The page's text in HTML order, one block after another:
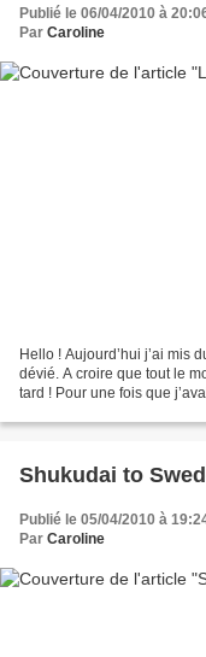
Publié le 06/04/2010 à
Par Caroline
Hello ! Aujourd’hui j’ai mis
dévié. A croire que tout le
tard ! Pour une fois que
Shukudai to
Publié le 05/04/2010 à
Par Caroline